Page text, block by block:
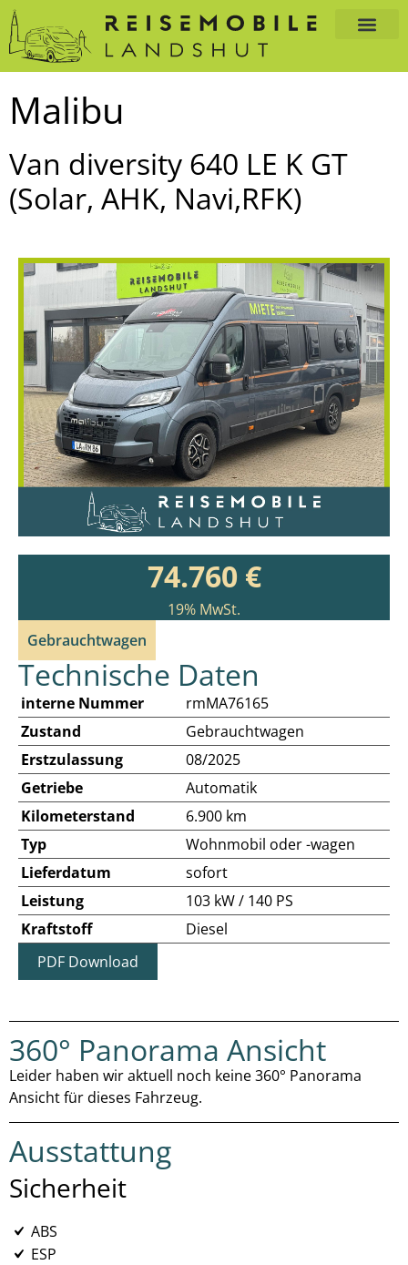
Malibu
Van diversity 640 LE K GT
(Solar, AHK, Navi,RFK)
74.760 €
19% MwSt.
Gebrauchtwagen
Technische Daten
interne Nummer
rmMA76165
Zustand
Gebrauchtwagen
Erstzulassung
08/2025
Getriebe
Automatik
Kilometerstand
6.900 km
Typ
Wohnmobil oder -wagen
Lieferdatum
sofort
Leistung
103 kW / 140 PS
Kraftstoff
Diesel
PDF Download
360° Panorama Ansicht
Leider haben wir aktuell noch keine 360° Panorama
Ansicht für dieses Fahrzeug.
Ausstattung
Sicherheit
ABS
ESP